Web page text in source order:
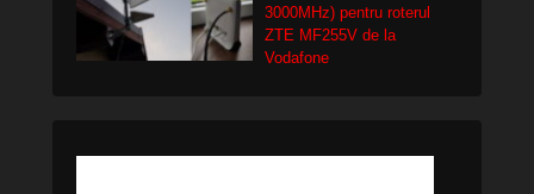
3000MHz) pentru roterul
ZTE MF255V de la
Vodafone